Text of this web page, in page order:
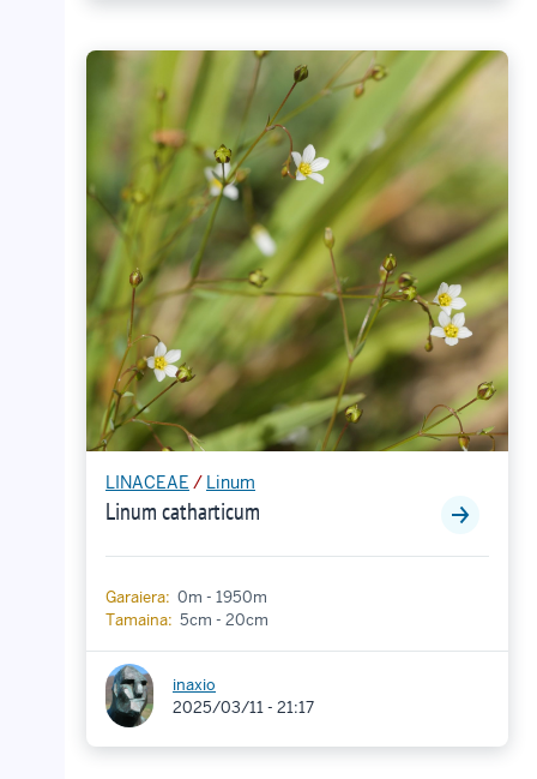
LINACEAE / Linum
Linum catharticum
Garaiera: 0m - 1950m
Tamaina: 5cm - 20cm
inaxio
2025/03/11 - 21:17